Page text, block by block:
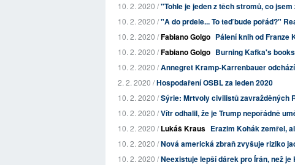
10. 2. 2020 /"Tohle je jeden z těch stromů, co
10. 2. 2020 /"A do prdele... To teď bude pořád?"
10. 2. 2020 /Fabiano Golgo Pálení knih od Franze
10. 2. 2020 /Fabiano Golgo Burning Kafka's
10. 2. 2020 /Annegret Kramp-Karrenbauer
2. 2. 2020 /Hospodaření OSBL za leden 2020
10. 2. 2020 /Sýrie: Mrtvoly civilistů zavražděných
10. 2. 2020 /Vítr odhalil, že je Trump nepořádně
10. 2. 2020 /Lukáš Kraus Erazim Kohák zemřel,
10. 2. 2020 /Nová americká zbraň zvyšuje riziko
10. 2. 2020 /Neexistuje lepší dárek pro Írán, než